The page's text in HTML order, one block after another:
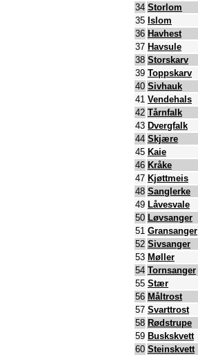
34 Storlom
35 Islom
36 Havhest
37 Havsule
38 Storskarv
39 Toppskarv
40 Sivhauk
41 Vendehals
42 Tårnfalk
43 Dvergfalk
44 Skjære
45 Kaie
46 Kråke
47 Kjøttmeis
48 Sanglerke
49 Låvesvale
50 Løvsanger
51 Gransanger
52 Sivsanger
53 Møller
54 Tornsanger
55 Stær
56 Måltrost
57 Svarttrost
58 Rødstrupe
59 Buskskvett
60 Steinskvett